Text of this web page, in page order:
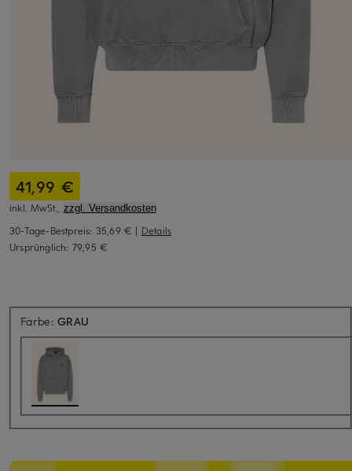
41,99 €
inkl. MwSt., zzgl. Versandkosten
30-Tage-Bestpreis: 35,69 € | Details
Ursprünglich: 79,95 €
Farbe:GRAU